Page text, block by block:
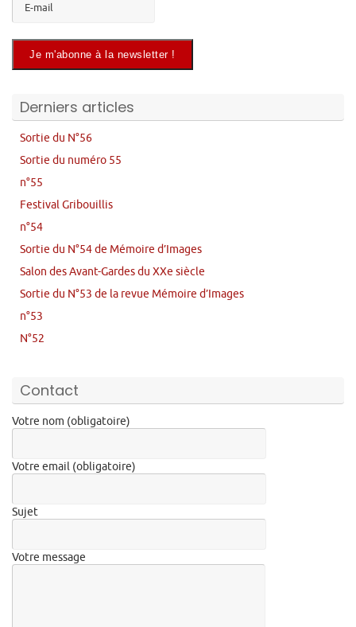
Derniers articles
Sortie du N°56
Sortie du numéro 55
n°55
Festival Gribouillis
n°54
Sortie du N°54 de Mémoire d’Images
Salon des Avant-Gardes du XXe siècle
Sortie du N°53 de la revue Mémoire d’Images
n°53
N°52
Contact
Votre nom (obligatoire)
Votre email (obligatoire)
Sujet
Votre message